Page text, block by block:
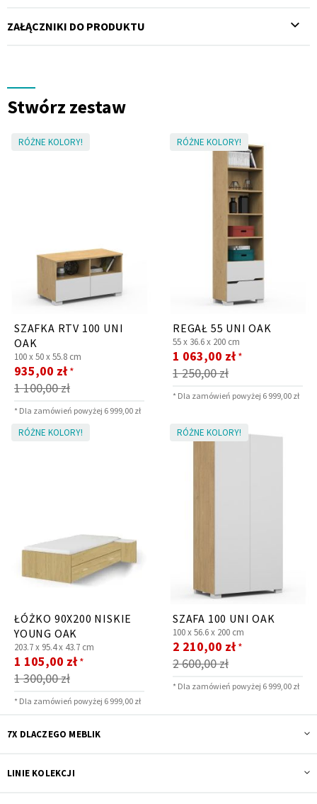
ZAŁĄCZNIKI DO PRODUKTU
Stwórz zestaw
RÓŻNE KOLORY!
SZAFKA RTV 100 UNI
OAK
100 x50 x55.8 cm
1 100,00 zł
Cena
promocyjna
935,00 zł *
* Dla zamówień powyżej 6 999,00 zł
RÓŻNE KOLORY!
REGAŁ 55 UNI OAK
55 x 36.6 x 200 cm
1 250,00 zł
Cena
promocyjna
1 063,00 zł *
* Dla zamówień powyżej 6 999,00 zł
RÓŻNE KOLORY!
ŁÓŻKO 90X200 NISKIE
YOUNG OAK
203.7 x 95.4 x 43.7 cm
1 300,00 zł
Cena
promocyjna
1 105,00 zł *
* Dla zamówień powyżej 6 999,00 zł
RÓŻNE KOLORY!
SZAFA 100 UNI OAK
100 x56.6 x 200 cm
2 600,00 zł
Cena
promocyjna
2 210,00 zł *
* Dla zamówień powyżej 6 999,00 zł
7X DLACZEGO MEBLIK
LINIE KOLEKCJI